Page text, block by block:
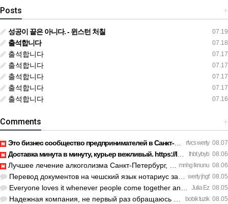
+
Posts
07.19
성공이 끝은 아니다. - 윈스턴 처칠
07.18
출석합니다
07.17
출석합니다
07.17
출석합니다
07.17
출석합니다
07.17
출석합니다
07.16
출석합니다
+
Comments
rfvcs werty 08.07
Это бизнес сообщество предпринимателей в Санкт-Петербурге эк…
thbt ybyb 08.06
Доставка минута в минуту, курьер вежливый. https://legaldir.…
mnhg lknunu 08.06
Лучшее лечение алкоголизма Санкт-Петербург, специалисты букв…
werty jhgf 08.05
Перевод документов на чешский язык нотариус заверил с первог…
Julia Ez 08.05
Everyone loves it whenever people come together and share op…
bobik tuzik 08.05
Надежная компания, не первый раз обращаюсь к ним за обслужив…